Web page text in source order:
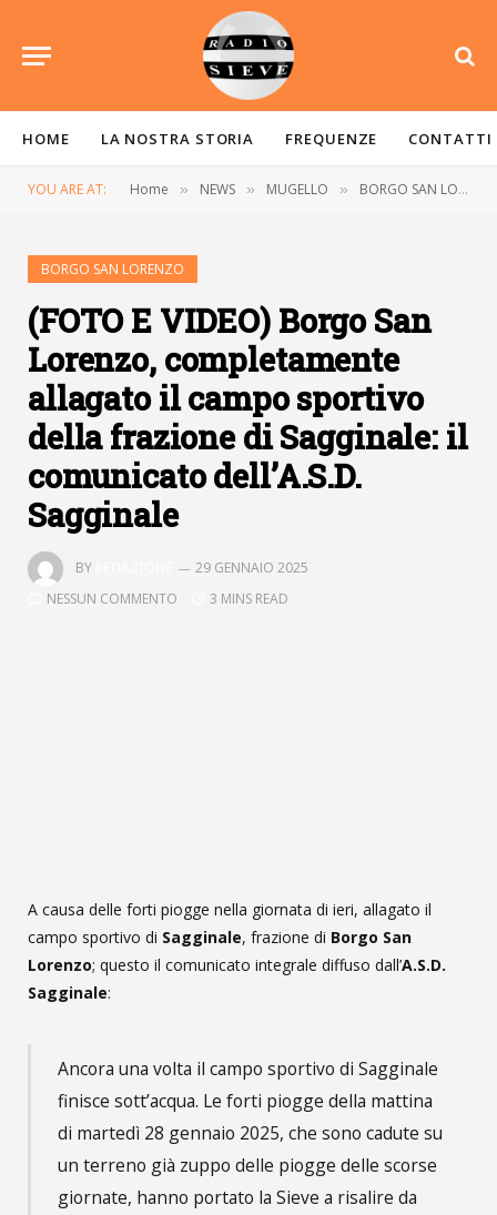
HOME LA NOSTRA STORIA FREQUENZE CONTATTI
YOU ARE AT: Home » NEWS » MUGELLO » BORGO SAN LORENZO
BORGO SAN LORENZO
(FOTO E VIDEO) Borgo San
Lorenzo, completamente
allagato il campo sportivo
della frazione di Sagginale: il
comunicato dell’A.S.D.
Sagginale
BY
29 GENNAIO 2025
NESSUN COMMENTO
3 MINS READ
A causa delle forti piogge nella giornata di ieri, allagato il
campo sportivo di Sagginale, frazione di Borgo San
Lorenzo; questo il comunicato integrale diffuso dall’A.S.D.
Sagginale:
Ancora una volta il campo sportivo di Sagginale
finisce sott’acqua. Le forti piogge della mattina
di martedì 28 gennaio 2025, che sono cadute su
un terreno già zuppo delle piogge delle scorse
giornate, hanno portato la Sieve a risalire da